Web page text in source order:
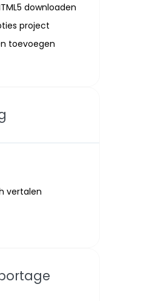
downloaden
project
toevoegen
vertalen